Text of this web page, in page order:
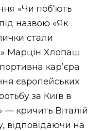
«Чи поб’ють
назвою «Як
стали
Марцін Хлопаш
кар’єра
європейських
за Київ в
— кричить Віталій
відповідаючи на